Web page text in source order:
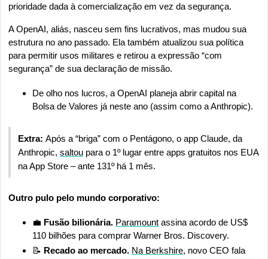
prioridade dada à comercialização em vez da segurança.
A OpenAI, aliás, nasceu sem fins lucrativos, mas mudou sua
estrutura no ano passado. Ela também atualizou sua política
para permitir usos militares e retirou a expressão “com
segurança” de sua declaração de missão.
De olho nos lucros, a OpenAI planeja abrir capital na
Bolsa de Valores já neste ano (assim como a Anthropic).
Extra: Após a “briga” com o Pentágono, o app Claude, da
Anthropic, saltou para o 1º lugar entre apps gratuitos nos EUA
na App Store – ante 131º há 1 mês.
Outro pulo pelo mundo corporativo:
💼 Fusão bilionária. Paramount assina acordo de US$
110 bilhões para comprar Warner Bros. Discovery.
📝 Recado ao mercado. Na Berkshire, novo CEO fala